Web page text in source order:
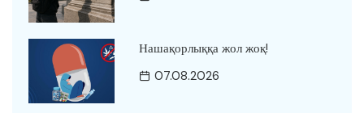
Нашақорлыққа жол жоқ!
07.08.2026